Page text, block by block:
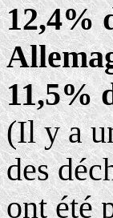
12,4%
11,5%
(Il y a
des
ont été